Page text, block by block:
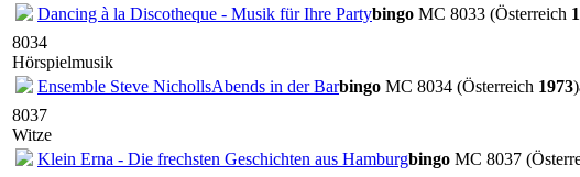
Dancing à la Discotheque - Musik für Ihre Partybingo MC 8033 (Österreich
8034
Hörspielmusik
Ensemble Steve NichollsAbends in der Barbingo MC 8034 (Österreich 1973)
8037
Witze
Klein Erna - Die frechsten Geschichten aus Hamburgbingo MC 8037